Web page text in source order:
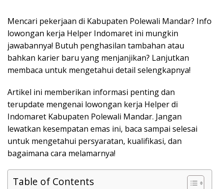
Mencari pekerjaan di Kabupaten Polewali Mandar? Info
lowongan kerja Helper Indomaret ini mungkin
jawabannya! Butuh penghasilan tambahan atau
bahkan karier baru yang menjanjikan? Lanjutkan
membaca untuk mengetahui detail selengkapnya!
Artikel ini memberikan informasi penting dan
terupdate mengenai lowongan kerja Helper di
Indomaret Kabupaten Polewali Mandar. Jangan
lewatkan kesempatan emas ini, baca sampai selesai
untuk mengetahui persyaratan, kualifikasi, dan
bagaimana cara melamarnya!
Table of Contents